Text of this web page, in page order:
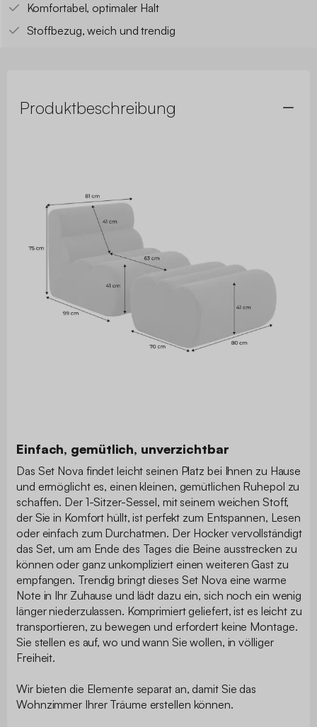
Komfortabel, optimaler Halt
Stoffbezug, weich und trendig
Produktbeschreibung
Einfach, gemütlich, unverzichtbar
Das Set Nova findet leicht seinen Platz bei Ihnen zu Hause
und ermöglicht es, einen kleinen, gemütlichen Ruhepol zu
schaffen. Der 1-Sitzer-Sessel, mit seinem weichen Stoff,
der Sie in Komfort hüllt, ist perfekt zum Entspannen, Lesen
oder einfach zum Durchatmen. Der Hocker vervollständigt
das Set, um am Ende des Tages die Beine ausstrecken zu
können oder ganz unkompliziert einen weiteren Gast zu
empfangen. Trendig bringt dieses Set Nova eine warme
Note in Ihr Zuhause und lädt dazu ein, sich noch ein wenig
länger niederzulassen. Komprimiert geliefert, ist es leicht zu
transportieren, zu bewegen und erfordert keine Montage.
Sie stellen es auf, wo und wann Sie wollen, in völliger
Freiheit.
Wir bieten die Elemente separat an, damit Sie das
Wohnzimmer Ihrer Träume erstellen können.